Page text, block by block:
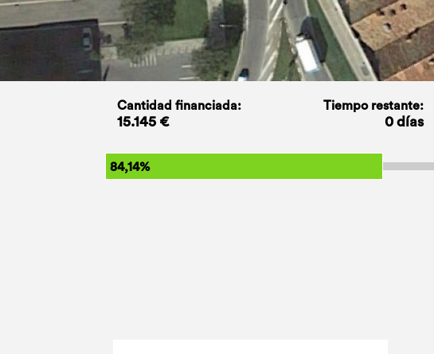
Cantidad financiada:
15.145 €
Tiempo restante:
0 días
84,14%